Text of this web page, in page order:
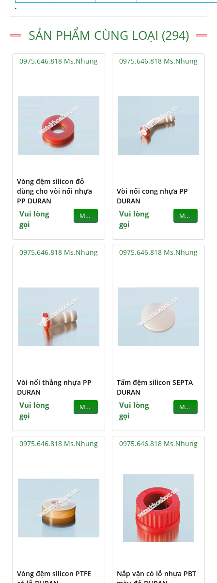
.
SẢN PHẨM CÙNG LOẠI (294)
0975.646.818 Ms.Nhung
Vòng đệm silicon đỏ
dùng cho vòi nối nhựa
PP DURAN
Vui lòng
gọi
MUA
0975.646.818 Ms.Nhung
Vòi nối cong nhựa PP
DURAN
Vui lòng
gọi
MUA
0975.646.818 Ms.Nhung
Vòi nối thẳng nhựa PP
DURAN
Vui lòng
gọi
MUA
0975.646.818 Ms.Nhung
Tấm đệm silicon SEPTA
DURAN
Vui lòng
gọi
MUA
0975.646.818 Ms.Nhung
Vòng đệm silicon PTFE
0975.646.818 Ms.Nhung
Nắp vặn có lỗ nhựa PBT